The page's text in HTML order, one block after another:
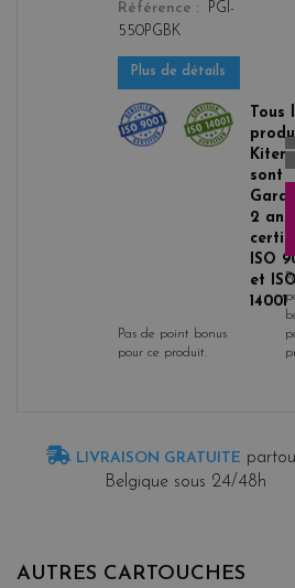
Référence
PGI-
550PGBK
Plus de détails
Tous
sont
2 ans,
ISO
et
14001
Pas de point bonus
pour ce produit.
LIVRAISON GRATUITE
Belgique sous 24/48h
AUTRES CARTOUCHES